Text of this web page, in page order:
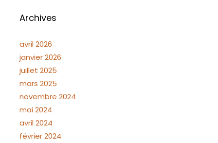
Archives
avril 2026
janvier 2026
juillet 2025
mars 2025
novembre 2024
mai 2024
avril 2024
février 2024